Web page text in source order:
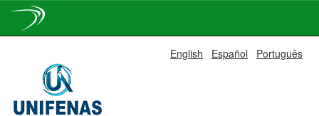
navigation
English Español Português